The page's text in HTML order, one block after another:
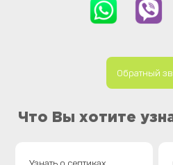
Обратный
Что Вы хотите